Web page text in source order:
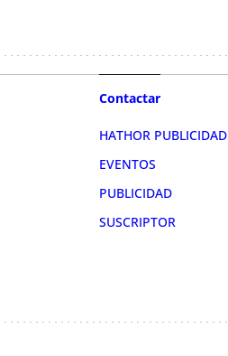
Contactar
HATHOR PUBLICIDAD
EVENTOS
PUBLICIDAD
SUSCRIPTOR